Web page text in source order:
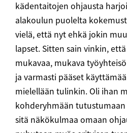
kädentaitojen ohjausta
alakoulun puolelta
vielä, että nyt ehkä jokin
lapset. Sitten sain vinkin,
mukavaa, mukava
ja varmasti pääset
mielellään tulinkin. Oli ihan
kohderyhmään tutustumaan
sitä näkökulmaa omaan